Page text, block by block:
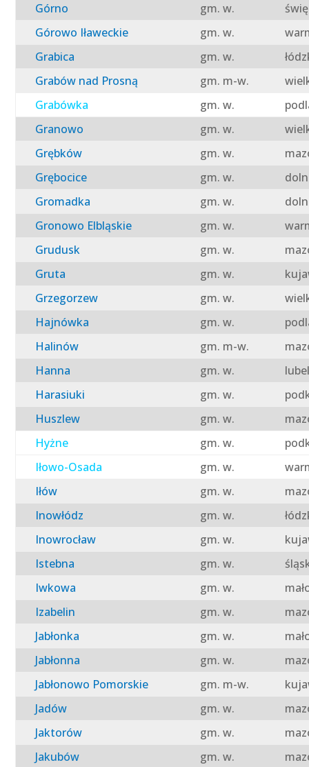
Górno
gm. w.
Górowo Iławeckie
gm. w.
Grabica
gm. w.
Grabów nad Prosną
gm. m-w.
Grabówka
gm. w.
Granowo
gm. w.
Grębków
gm. w.
Grębocice
gm. w.
Gromadka
gm. w.
Gronowo Elbląskie
gm. w.
Grudusk
gm. w.
Gruta
gm. w.
Grzegorzew
gm. w.
Hajnówka
gm. w.
Halinów
gm. m-w.
Hanna
gm. w.
Harasiuki
gm. w.
Huszlew
gm. w.
Hyżne
gm. w.
Iłowo-Osada
gm. w.
Iłów
gm. w.
Inowłódz
gm. w.
Inowrocław
gm. w.
Istebna
gm. w.
Iwkowa
gm. w.
Izabelin
gm. w.
Jabłonka
gm. w.
Jabłonna
gm. w.
Jabłonowo Pomorskie
gm. m-w.
Jadów
gm. w.
Jaktorów
gm. w.
Jakubów
gm. w.